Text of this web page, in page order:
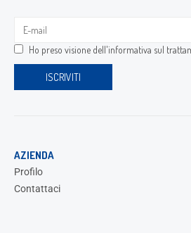
Ho preso visione dell'informativa sul
AZIENDA
Profilo
Contattaci